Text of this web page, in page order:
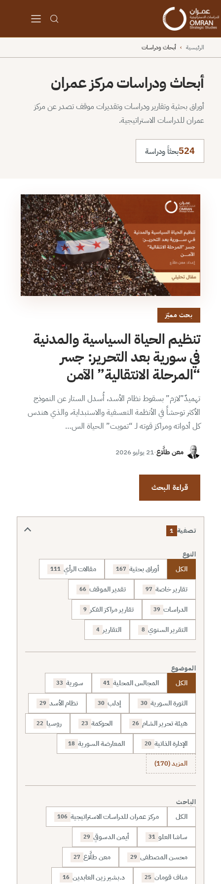
الرئيسية › أبحاث ودراسات
أبحاث ودراسات مركز عمران
أوراق بحثية وتقارير ودراسات وتقديرات موقف تصدر عن مركز
عمران للدراسات الاستراتيجية.
524بحثاً ودراسة
بحث مميّز
تنظيم الحياة السياسية والمدنية
في سورية بعد التحرير: جسر
“المرحلة الانتقالية” الآمن
تهميدٌ”لازم” بسقوط نظام الأسد، أُسدل الستار عن النموذج
الأكثر توحشاً في الأنظمة التعسفية والاستبداية، والذي هندس
كل أدواته ومراكز قوته لـ “تمويت” الحياة الس…
معن طلَّاع·21 يوليو 2026
قراءة البحث
تصفية 1
النوع
الكل أوراق بحثية 167 مقالات الرأي 111
تقارير خاصة 97 تقدير الموقف 66
الدراسات 39 تقارير مراكز الفكر 9
التقرير السنوي 8 التقارير 4
الموضوع
الكل المجالس المحلية 41 سورية 33
الثورة السورية 30 إدلب 30 نظام الأسد 29
هيئة تحرير الشام 26 الحوكمة 23 روسيا 22
الإدارة الذاتية 20 المعارضة السورية 18
المزيد (170)
الباحث
الكل مركز عمران للدراسات الاستراتيجية 106
ساشا العلو 31 أيمن الدسوقي 29
محسن المصطفى 29 معن طلَّاع 27
مناف قومان 25 د.بشير زين العابدين 16